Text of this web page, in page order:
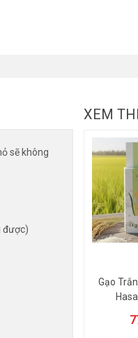
sẽ không
được)
XEM
Gạo